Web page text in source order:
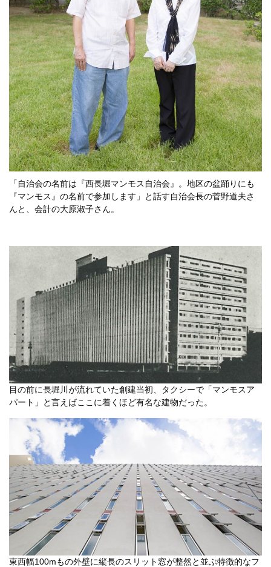
「自治会の名前は『西長堀マンモス自治会』。地区の盆踊りにも
『マンモス』の名前で参加します」と話す自治会長の菅野道夫さ
んと、会計の大原淑子さん。
目の前に長堀川が流れていた創建当初、タクシーで「マンモスア
パート」と言えばここに着くほど有名な建物だった。
東西幅100mもの外壁に縦長のスリット窓が整然と並ぶ特徴的なフ